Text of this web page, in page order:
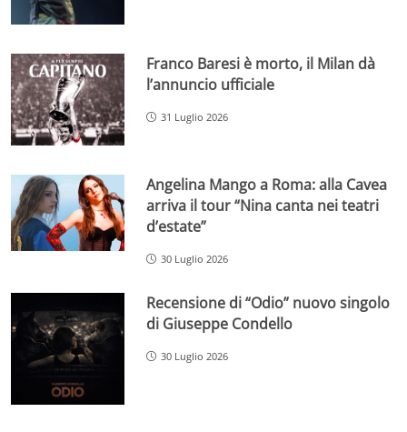
Franco Baresi è morto, il Milan dà
l’annuncio ufficiale
31 Luglio 2026
Angelina Mango a Roma: alla Cavea
arriva il tour “Nina canta nei teatri
d’estate”
30 Luglio 2026
Recensione di “Odio” nuovo singolo
di Giuseppe Condello
30 Luglio 2026